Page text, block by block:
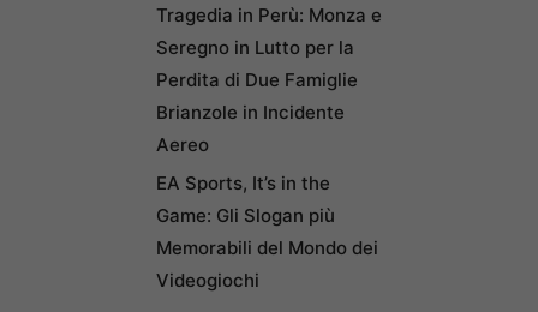
Tragedia in Perù: Monza e
Seregno in Lutto per la
Perdita di Due Famiglie
Brianzole in Incidente
Aereo
EA Sports, It’s in the
Game: Gli Slogan più
Memorabili del Mondo dei
Videogiochi